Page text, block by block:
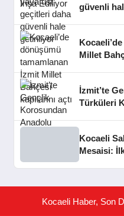
güvenli
Millet
İzmit’te
Türküleri
Kocaeli
Mesaisi:
Kocaeli Haber, Son